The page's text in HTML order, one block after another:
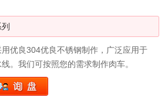
优良304优良不锈钢制作，广泛应用于
。我们可按照您的需求制作肉车。